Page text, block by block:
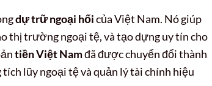
dự trữ ngoại hốicủa Việt Nam. Nó giúp
thị trường ngoại tệ, và tạo dựng uy tín cho
tiền Việt Namđã được chuyển đổi thành
lũy ngoại tệ và quản lý tài chính hiệu